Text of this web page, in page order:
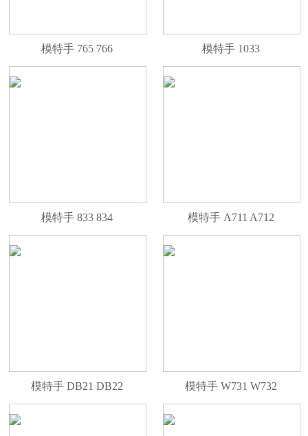
模特手 765 766 模特手 1033
模特手 833 834 模特手 A711 A712
模特手 DB21 DB22 模特手 W731 W732